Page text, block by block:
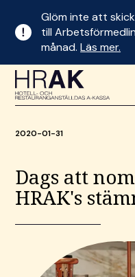
Glöm inte att
till
månad.Läs mer.
2020-01-31
Dags att
HRAK's